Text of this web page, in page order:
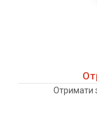
Отримати